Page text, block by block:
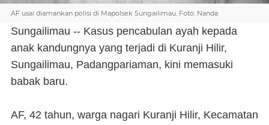
AF usai diamankan polisi di Mapolsek Sungailimau. Foto: Nanda
Sungailimau -- Kasus pencabulan ayah kepada
anak kandungnya yang terjadi di Kuranji Hilir,
Sungailimau, Padangpariaman, kini memasuki
babak baru.
AF, 42 tahun, warga nagari Kuranji Hilir, Kecamatan